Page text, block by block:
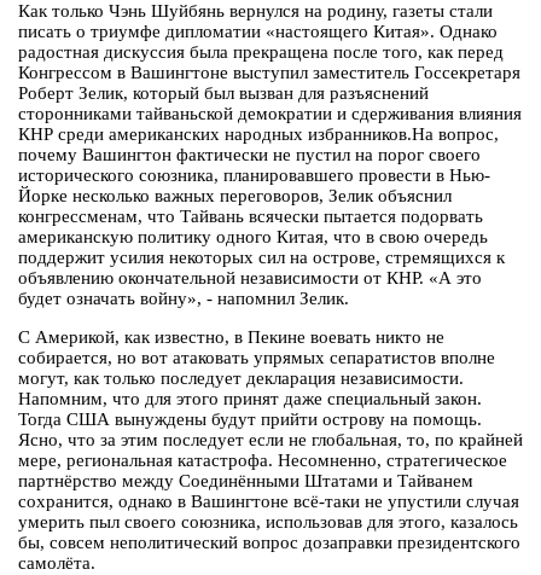
Как только Чэнь Шуйбянь вернулся на родину, газеты стали
писать о триумфе дипломатии «настоящего Китая». Однако
радостная дискуссия была прекращена после того, как перед
Конгрессом в Вашингтоне выступил заместитель Госсекретаря
Роберт Зелик, который был вызван для разъяснений
сторонниками тайваньской демократии и сдерживания влияния
КНР среди американских народных избранников.На вопрос,
почему Вашингтон фактически не пустил на порог своего
исторического союзника, планировавшего провести в Нью-
Йорке несколько важных переговоров, Зелик объяснил
конгрессменам, что Тайвань всячески пытается подорвать
американскую политику одного Китая, что в свою очередь
поддержит усилия некоторых сил на острове, стремящихся к
объявлению окончательной независимости от КНР. «А это
будет означать войну», - напомнил Зелик.
С Америкой, как известно, в Пекине воевать никто не
собирается, но вот атаковать упрямых сепаратистов вполне
могут, как только последует декларация независимости.
Напомним, что для этого принят даже специальный закон.
Тогда США вынуждены будут прийти острову на помощь.
Ясно, что за этим последует если не глобальная, то, по крайней
мере, региональная катастрофа. Несомненно, стратегическое
партнёрство между Соединёнными Штатами и Тайванем
сохранится, однако в Вашингтоне всё-таки не упустили случая
умерить пыл своего союзника, использовав для этого, казалось
бы, совсем неполитический вопрос дозаправки президентского
самолёта.